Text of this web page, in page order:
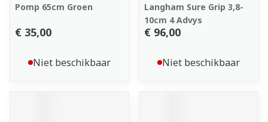
Pomp 65cm Groen
€ 35,00
Niet beschikbaar
Langham Sure Grip 3,8-
10cm 4 Advys
€ 96,00
Niet beschikbaar